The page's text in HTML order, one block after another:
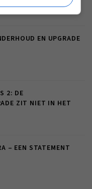
EN UPGRADE
2: DE
ZIT NIET IN HET
– EEN STATEMENT